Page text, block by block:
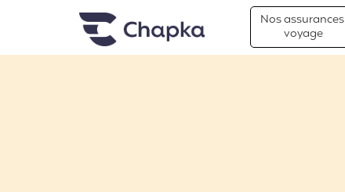
Chapka Assurances Voyages
Nos assurances
voyage